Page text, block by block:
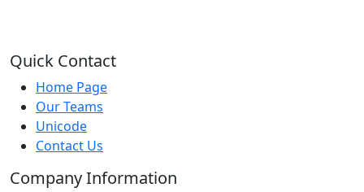
Quick Contact
Home Page
Our Teams
Unicode
Contact Us
Company Information